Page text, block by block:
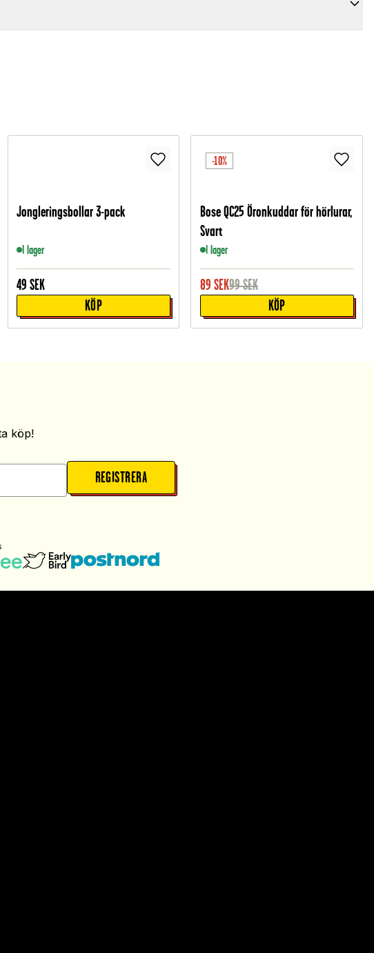
Jongleringsbollar 3-pack
I lager
49 SEK
KÖP
-10%
Bose QC25 Öronkuddar för hörlurar,
Svart
I lager
89 SEK99SEK
KÖP
köp!
REGISTRERA